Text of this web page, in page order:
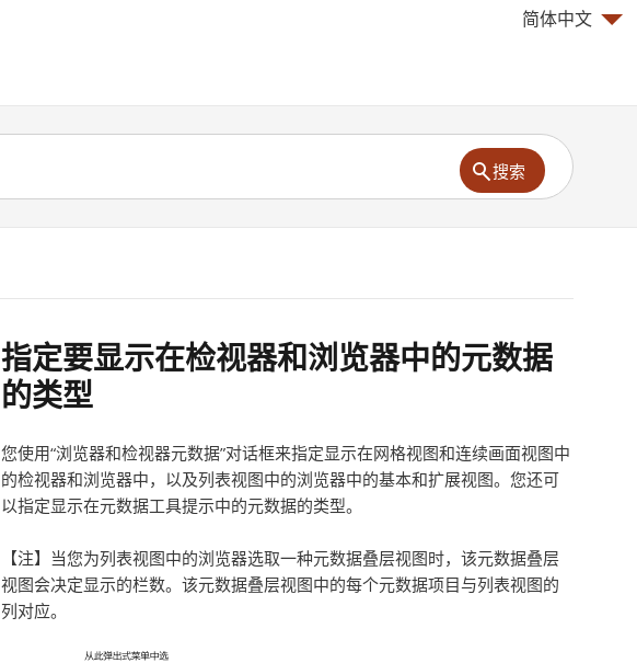
简体中文
搜索
指定要显示在检视器和浏览器中的元数据
的类型
您使用“浏览器和检视器元数据”对话框来指定显示在网格视图和连续画面视图中
的检视器和浏览器中，以及列表视图中的浏览器中的基本和扩展视图。您还可
以指定显示在元数据工具提示中的元数据的类型。
【注】 当您为列表视图中的浏览器选取一种元数据叠层视图时，该元数据叠层
视图会决定显示的栏数。该元数据叠层视图中的每个元数据项目与列表视图的
列对应。